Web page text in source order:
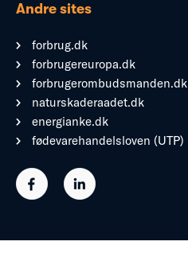
Andre sites
forbrug.dk
forbrugereuropa.dk
forbrugerombudsmanden.dk
naturskaderaadet.dk
energianke.dk
fødevarehandelsloven (UTP)